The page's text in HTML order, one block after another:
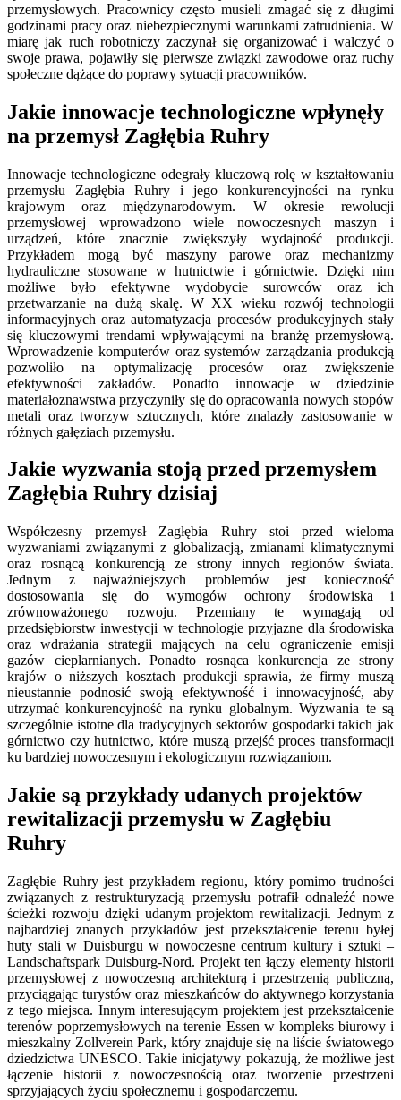
przemysłowych. Pracownicy często musieli zmagać się z długimi
godzinami pracy oraz niebezpiecznymi warunkami zatrudnienia. W
miarę jak ruch robotniczy zaczynał się organizować i walczyć o
swoje prawa, pojawiły się pierwsze związki zawodowe oraz ruchy
społeczne dążące do poprawy sytuacji pracowników.
Jakie innowacje technologiczne wpłynęły
na przemysł Zagłębia Ruhry
Innowacje technologiczne odegrały kluczową rolę w kształtowaniu
przemysłu Zagłębia Ruhry i jego konkurencyjności na rynku
krajowym oraz międzynarodowym. W okresie rewolucji
przemysłowej wprowadzono wiele nowoczesnych maszyn i
urządzeń, które znacznie zwiększyły wydajność produkcji.
Przykładem mogą być maszyny parowe oraz mechanizmy
hydrauliczne stosowane w hutnictwie i górnictwie. Dzięki nim
możliwe było efektywne wydobycie surowców oraz ich
przetwarzanie na dużą skalę. W XX wieku rozwój technologii
informacyjnych oraz automatyzacja procesów produkcyjnych stały
się kluczowymi trendami wpływającymi na branżę przemysłową.
Wprowadzenie komputerów oraz systemów zarządzania produkcją
pozwoliło na optymalizację procesów oraz zwiększenie
efektywności zakładów. Ponadto innowacje w dziedzinie
materiałoznawstwa przyczyniły się do opracowania nowych stopów
metali oraz tworzyw sztucznych, które znalazły zastosowanie w
różnych gałęziach przemysłu.
Jakie wyzwania stoją przed przemysłem
Zagłębia Ruhry dzisiaj
Współczesny przemysł Zagłębia Ruhry stoi przed wieloma
wyzwaniami związanymi z globalizacją, zmianami klimatycznymi
oraz rosnącą konkurencją ze strony innych regionów świata.
Jednym z najważniejszych problemów jest konieczność
dostosowania się do wymogów ochrony środowiska i
zrównoważonego rozwoju. Przemiany te wymagają od
przedsiębiorstw inwestycji w technologie przyjazne dla środowiska
oraz wdrażania strategii mających na celu ograniczenie emisji
gazów cieplarnianych. Ponadto rosnąca konkurencja ze strony
krajów o niższych kosztach produkcji sprawia, że firmy muszą
nieustannie podnosić swoją efektywność i innowacyjność, aby
utrzymać konkurencyjność na rynku globalnym. Wyzwania te są
szczególnie istotne dla tradycyjnych sektorów gospodarki takich jak
górnictwo czy hutnictwo, które muszą przejść proces transformacji
ku bardziej nowoczesnym i ekologicznym rozwiązaniom.
Jakie są przykłady udanych projektów
rewitalizacji przemysłu w Zagłębiu
Ruhry
Zagłębie Ruhry jest przykładem regionu, który pomimo trudności
związanych z restrukturyzacją przemysłu potrafił odnaleźć nowe
ścieżki rozwoju dzięki udanym projektom rewitalizacji. Jednym z
najbardziej znanych przykładów jest przekształcenie terenu byłej
huty stali w Duisburgu w nowoczesne centrum kultury i sztuki –
Landschaftspark Duisburg-Nord. Projekt ten łączy elementy historii
przemysłowej z nowoczesną architekturą i przestrzenią publiczną,
przyciągając turystów oraz mieszkańców do aktywnego korzystania
z tego miejsca. Innym interesującym projektem jest przekształcenie
terenów poprzemysłowych na terenie Essen w kompleks biurowy i
mieszkalny Zollverein Park, który znajduje się na liście światowego
dziedzictwa UNESCO. Takie inicjatywy pokazują, że możliwe jest
łączenie historii z nowoczesnością oraz tworzenie przestrzeni
sprzyjających życiu społecznemu i gospodarczemu.